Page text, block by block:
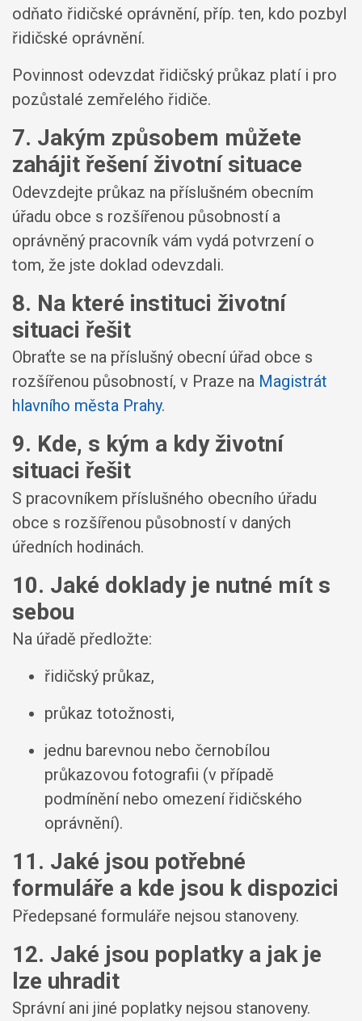
odňato řidičské oprávnění, příp. ten, kdo pozbyl
řidičské oprávnění.
Povinnost odevzdat řidičský průkaz platí i pro
pozůstalé zemřelého řidiče.
7. Jakým způsobem můžete
zahájit řešení životní situace
Odevzdejte průkaz na příslušném obecním
úřadu obce s rozšířenou působností a
oprávněný pracovník vám vydá potvrzení o
tom, že jste doklad odevzdali.
8. Na které instituci životní
situaci řešit
Obraťte se na příslušný obecní úřad obce s
rozšířenou působností, v Praze na Magistrát
hlavního města Prahy.
9. Kde, s kým a kdy životní
situaci řešit
S pracovníkem příslušného obecního úřadu
obce s rozšířenou působností v daných
úředních hodinách.
10. Jaké doklady je nutné mít s
sebou
Na úřadě předložte:
řidičský průkaz,
průkaz totožnosti,
jednu barevnou nebo černobílou
průkazovou fotografii (v případě
podmínění nebo omezení řidičského
oprávnění).
11. Jaké jsou potřebné
formuláře a kde jsou k dispozici
Předepsané formuláře nejsou stanoveny.
12. Jaké jsou poplatky a jak je
lze uhradit
Správní ani jiné poplatky nejsou stanoveny.